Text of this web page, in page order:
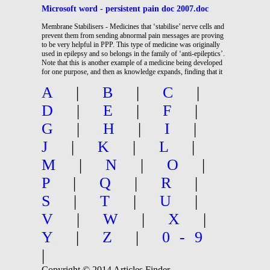
Microsoft word - persistent pain doc 2007.doc
Membrane Stabilisers - Medicines that ‘stabilise’ nerve cells and
prevent them from sending abnormal pain messages are proving
to be very helpful in PPP. This type of medicine was originally
used in epilepsy and so belongs in the family of ‘anti-epileptics’.
Note that this is another example of a medicine being developed
for one purpose, and then as knowledge expands, finding that it
A | B | C
|
D
| E | F
|
G
| H | I
|
J
| K | L
|
M
| N | O
|
P
| Q | R
|
S
| T | U
|
V
| W | X
|
Y
| Z | 0-9
|